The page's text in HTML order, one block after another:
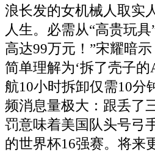
浪长发的女机械人取实
人生。必需从“高贵玩
高达99万元！”宋耀暗
简单理解为‘拆了壳子
航10小时拆卸仅需10分
频消息量极大：跟丢了
罚意味着美国队头号弓
的世界杯16强赛。将来